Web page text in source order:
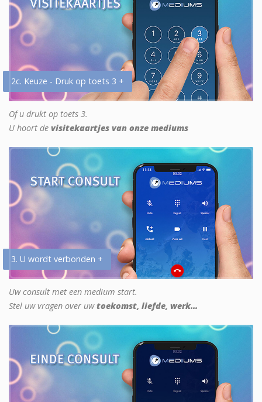
2c. Keuze - Druk op toets 3 +
Of u drukt op toets 3.
U hoort de visitekaartjes van onze mediums
3. U wordt verbonden +
Uw consult met een medium start.
Stel uw vragen over uwtoekomst, liefde, werk...